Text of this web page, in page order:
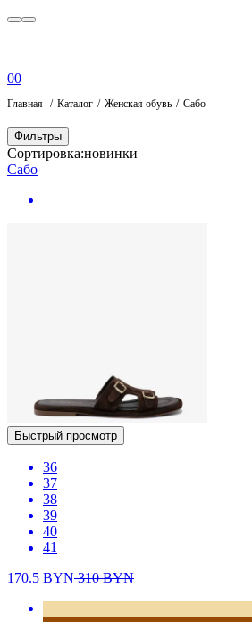
00
Главная Каталог Женская обувь Сабо
Фильтры
Сортировка:новинки
Сабо
Быстрый просмотр
36
37
38
39
40
41
170.5 BYN310BYN